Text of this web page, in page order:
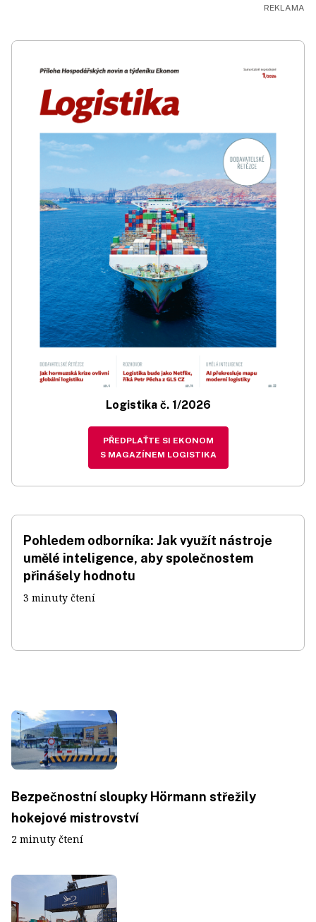
Logistika č. 1/2026
PŘEDPLAŤTE SI EKONOM
S MAGAZÍNEM LOGISTIKA
Pohledem odborníka: Jak využít nástroje
umělé inteligence, aby společnostem
přinášely hodnotu
3 minuty čtení
Bezpečnostní sloupky Hörmann střežily
hokejové mistrovství
2 minuty čtení